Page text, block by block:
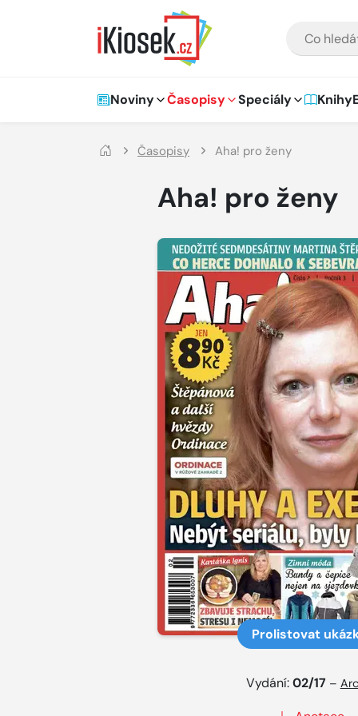
Hlavní navigace
Noviny Časopisy Speciály Knihy
Časopisy Aha! pro ženy
Aha! pro ženy
Prolistovat
Vydání:02/17 –